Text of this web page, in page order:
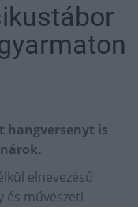
hangversenyt is
elnevezésű
és művészeti